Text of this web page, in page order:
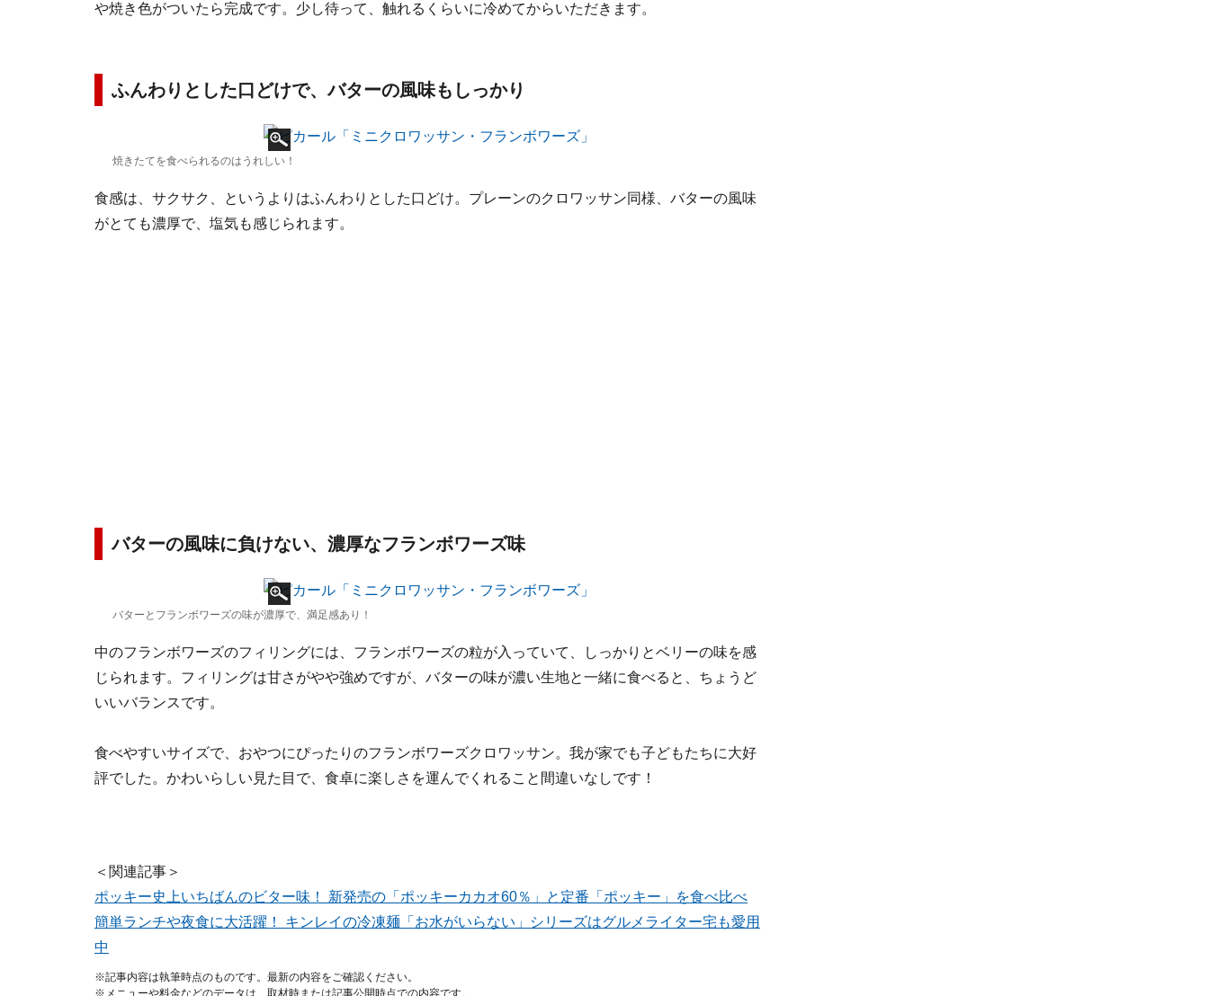
や焼き色がついたら完成です。少し待って、触れるくらいに冷めてからいただきます。
ふんわりとした口どけで、バターの風味もしっかり
焼きたてを食べられるのはうれしい！
食感は、サクサク、というよりはふんわりとした口どけ。プレーンのクロワッサン同様、バターの風味
がとても濃厚で、塩気も感じられます。
バターの風味に負けない、濃厚なフランボワーズ味
バターとフランボワーズの味が濃厚で、満足感あり！
中のフランボワーズのフィリングには、フランボワーズの粒が入っていて、しっかりとベリーの味を感
じられます。フィリングは甘さがやや強めですが、バターの味が濃い生地と一緒に食べると、ちょうど
いいバランスです。
食べやすいサイズで、おやつにぴったりのフランボワーズクロワッサン。我が家でも子どもたちに大好
評でした。かわいらしい見た目で、食卓に楽しさを運んでくれること間違いなしです！
＜関連記事＞
ポッキー史上いちばんのビター味！ 新発売の「ポッキーカカオ60％」と定番「ポッキー」を食べ比べ
簡単ランチや夜食に大活躍！ キンレイの冷凍麺「お水がいらない」シリーズはグルメライター宅も愛用
中
※記事内容は執筆時点のものです。最新の内容をご確認ください。
※メニューや料金などのデータは、取材時または記事公開時点での内容です。